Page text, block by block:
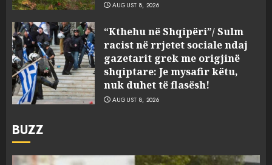
AUGUST 8, 2026
“Kthehu në Shqipëri”/ Sulm
racist në rrjetet sociale ndaj
gazetarit grek me origjinë
shqiptare: Je mysafir këtu,
nuk duhet të flasësh!
AUGUST 8, 2026
BUZZ